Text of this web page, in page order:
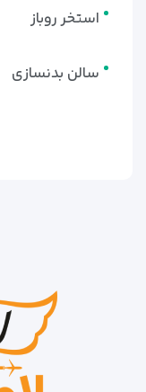
استخر روباز
سالن بدنسازی